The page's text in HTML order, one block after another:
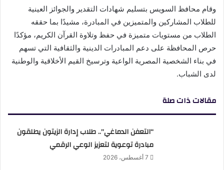
وقام محافظ السويس بتسليم شهادات التقدير والجوائز العينية
للطلاب المشاركين والمتميزين في المبادرة، مشيدًا بما حققه
الطلاب من مستويات متميزة في حفظ وتلاوة القرآن الكريم، مؤكدًا
حرص المحافظة على دعم المبادرات الدينية والثقافية التي تسهم
في بناء الشخصية المصرية الواعية وترسيخ القيم الأخلاقية والوطنية
لدى الشباب.
مقالات ذات صلة
“التعفن الدماغي”.. طلاب إدارة الزيتون يطلقون
مبادرة توعوية لتعزيز الوعي الرقمي
7 أغسطس، 2026